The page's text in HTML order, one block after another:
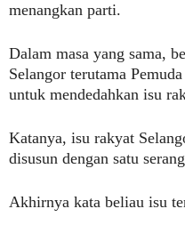
menangkan parti.
Dalam masa yang sama,
Selangor terutama
untuk mendedahkan isu
Katanya, isu rakyat
disusun dengan satu
Akhirnya kata beliau isu